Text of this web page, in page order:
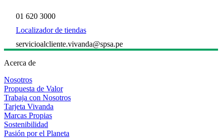
01 620 3000
Localizador de tiendas
servicioalcliente.vivanda@spsa.pe
Acerca de
Nosotros
Propuesta de Valor
Trabaja con Nosotros
Tarjeta Vivanda
Marcas Propias
Sostenibilidad
Pasión por el Planeta